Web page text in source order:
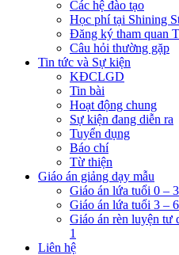
Các hệ đào tạo
Học phí tại Shining
Đăng ký tham quan
Câu hỏi thường gặp
Tin tức và Sự kiện
KĐCLGD
Tin bài
Hoạt động chung
Sự kiện đang diễn ra
Tuyển dụng
Báo chí
Từ thiện
Giáo án giảng dạy mẫu
Giáo án lứa tuổi 0 – 3
Giáo án lứa tuổi 3 – 6
Giáo án rèn luyện tư
1
Liên hệ